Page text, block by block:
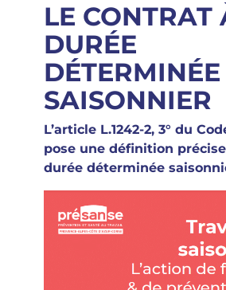
LE CONTRAT
DURÉE
DÉTERMINÉE
SAISONNIER
L’article L.1242-2, 3° du
pose une définition
durée déterminée